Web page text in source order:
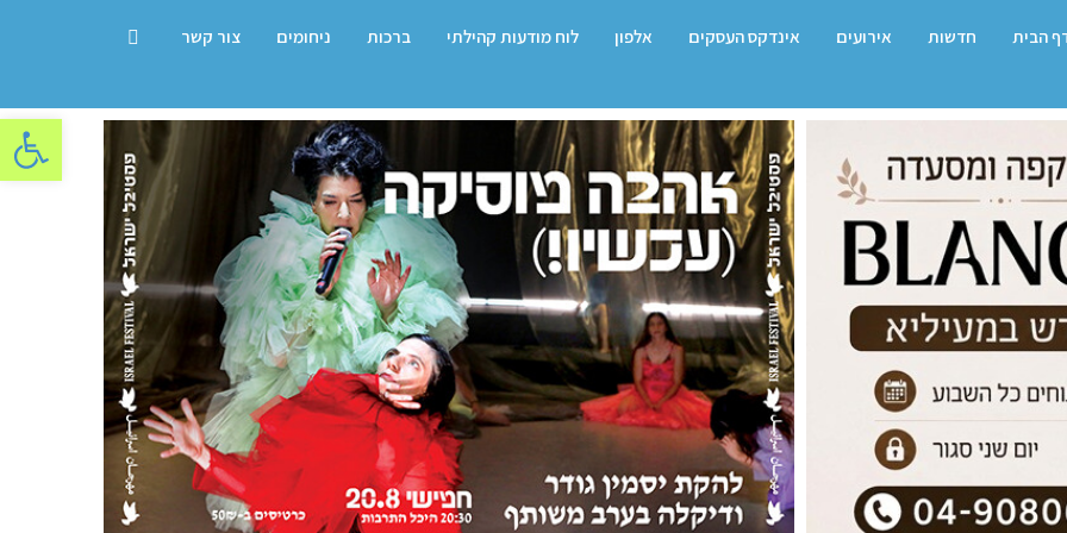
פתח
הבית חדשות אירועים אינדקס העסקים אלפון לוח מודעות קהילתי ברכות ניחומים צור קשר